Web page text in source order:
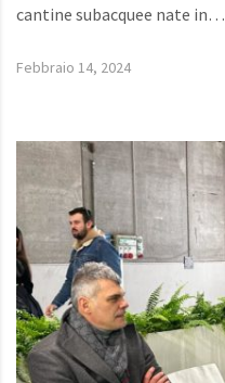
cantine subacquee nate in…
Febbraio 14, 2024